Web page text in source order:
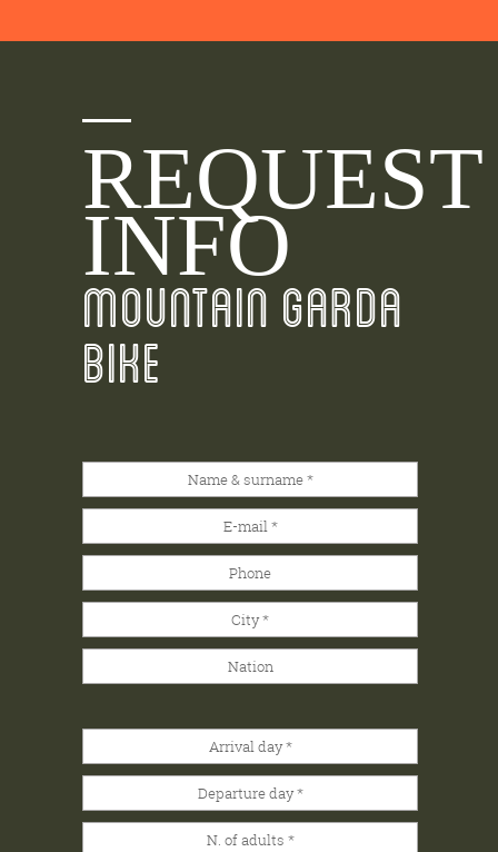
REQUEST
INFO
MOUNTAIN GARDA
BIKE